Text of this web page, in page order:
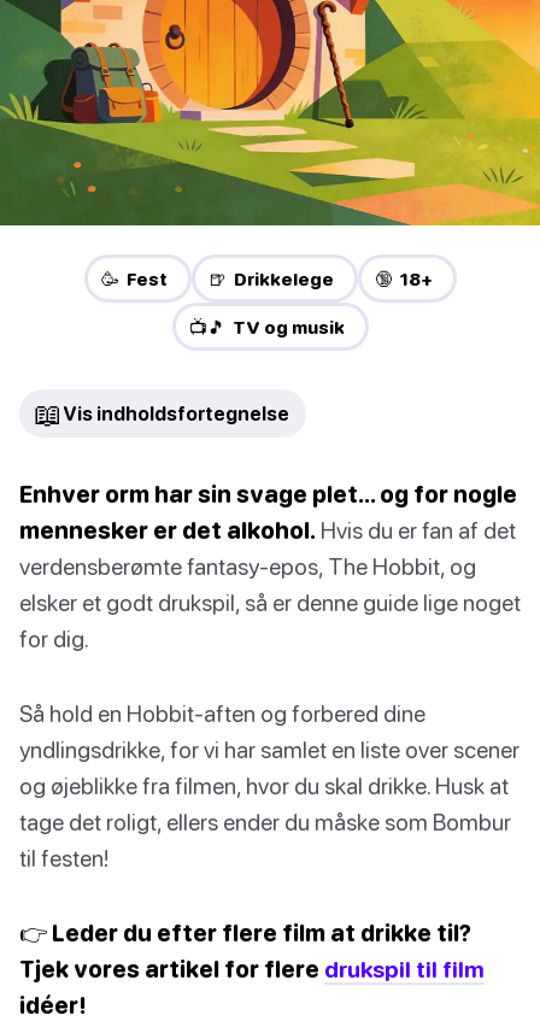
🥳 Fest 🍺 Drikkelege 🔞 18+
📺🎵 TV og musik
📖 Vis indholdsfortegnelse
Enhver orm har sin svage plet… og for nogle
mennesker er det alkohol. Hvis du er fan af det
verdensberømte fantasy-epos, The Hobbit, og
elsker et godt drukspil, så er denne guide lige noget
for dig.
Så hold en Hobbit-aften og forbered dine
yndlingsdrikke, for vi har samlet en liste over scener
og øjeblikke fra filmen, hvor du skal drikke. Husk at
tage det roligt, ellers ender du måske som Bombur
til festen!
👉 Leder du efter flere film at drikke til?
Tjek vores artikel for flere drukspil til film
idéer!